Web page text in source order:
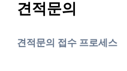
견적문의
견적문의 접수 프로세스